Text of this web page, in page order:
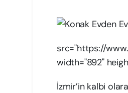
src="https://
width="892"
İzmir’in kalbi